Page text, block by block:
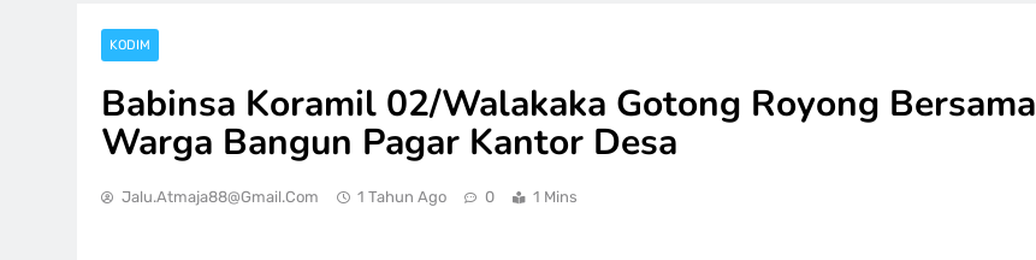
KODIM
Babinsa Koramil 02/Walakaka Gotong Royong Bersama
Warga Bangun Pagar Kantor Desa
Jalu.atmaja88@gmail.com 1 Tahun Ago 0 1 Mins